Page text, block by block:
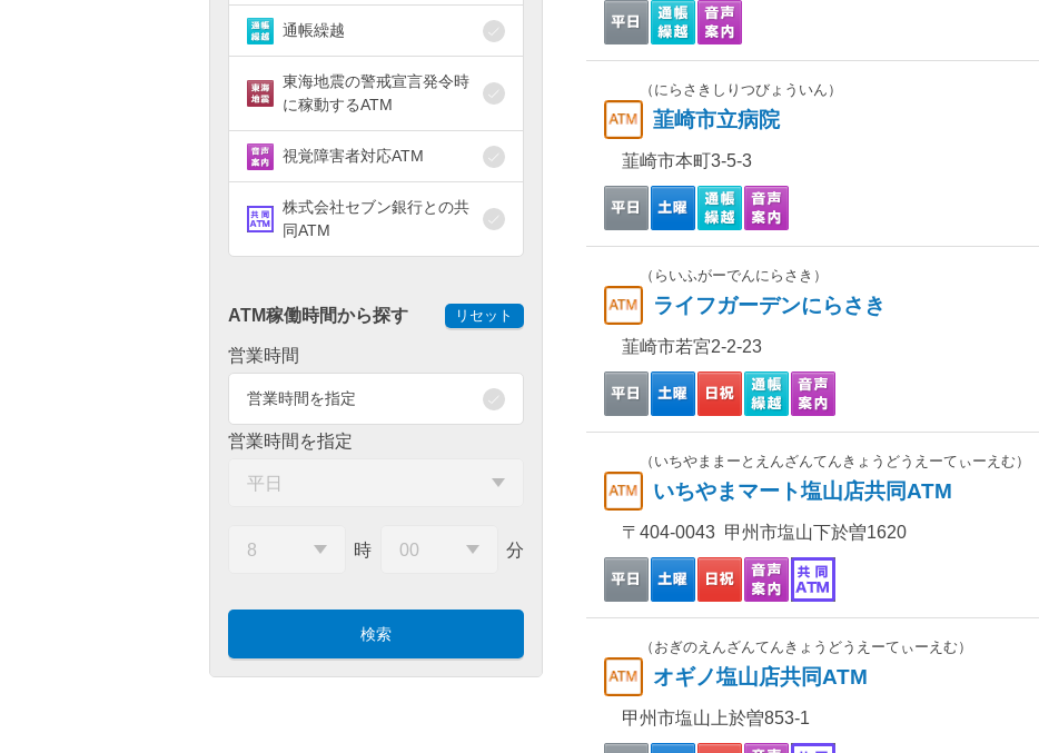
通帳繰越
東海地震の警戒宣言発令時
に稼動するATM
視覚障害者対応ATM
株式会社セブン銀行との共
同ATM
ATM稼働時間から探す リセット
営業時間
営業時間を指定
営業時間を指定
時 分
（にらさきしりつびょういん）
韮崎市立病院
韮崎市本町3-5-3
（らいふがーでんにらさき）
ライフガーデンにらさき
韮崎市若宮2-2-23
（いちやままーとえんざんてんきょうどうえーてぃーえむ）
いちやまマート塩山店共同ATM
〒404-0043 甲州市塩山下於曽1620
（おぎのえんざんてんきょうどうえーてぃーえむ）
オギノ塩山店共同ATM
甲州市塩山上於曽853-1